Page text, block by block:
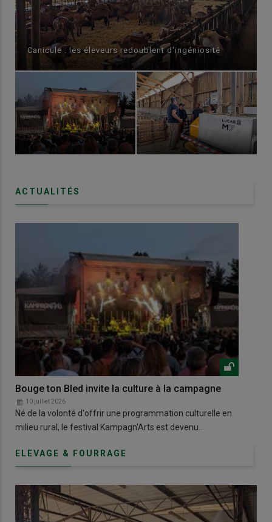
Canicule : les éleveurs redoublent d'ingéniosité
ACTUALITÉS
Bouge ton Bled invite la culture à la campagne
10 juillet 2026
Né de la volonté d'offrir une programmation culturelle en
milieu rural, le festival Kampagn'Arts est devenu…
ELEVAGE & FOURRAGE